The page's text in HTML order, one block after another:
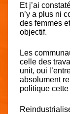
Et j’ai
n’y a plus ni
des femmes
objectif.
Les
celle des
unit, oui
absolument
politique